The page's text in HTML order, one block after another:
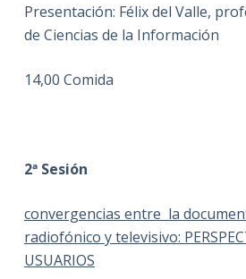
Presentación: Félix del Valle,
de Ciencias de la Información
14,00 Comida
2ª Sesión
convergencias entre la
radiofónico y televisivo:
USUARIOS